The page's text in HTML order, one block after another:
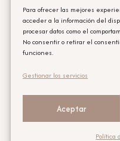
Para ofrecer las mejores
acceder a la información del
procesar datos como el
No consentir o retirar el
funciones.
Gestionar los servicios
Aceptar
Política